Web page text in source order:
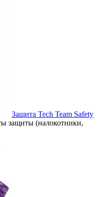
Защита Tech Team Safety
защиты (налокотники,